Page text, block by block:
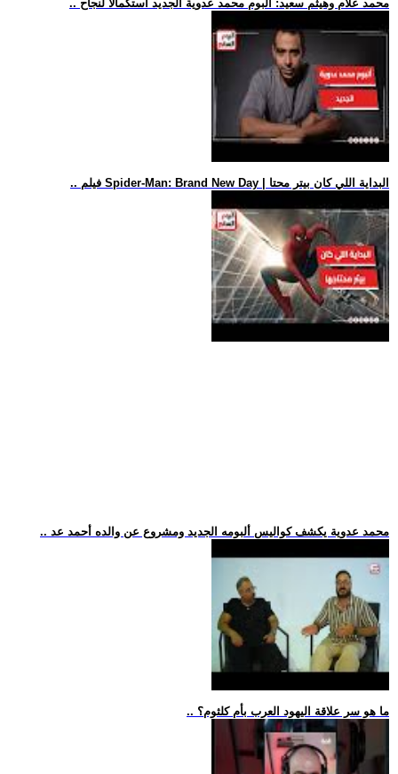
.. محمد علام وهيثم سعيد: ألبوم محمد عدوية الجديد استكمالا لنجاح
.. فيلم Spider-Man: Brand New Day | البداية اللي كان بيتر محتا
.. محمد عدوية يكشف كواليس ألبومه الجديد ومشروع عن والده أحمد عد
.. ما هو سر علاقة اليهود العرب بأم كلثوم؟